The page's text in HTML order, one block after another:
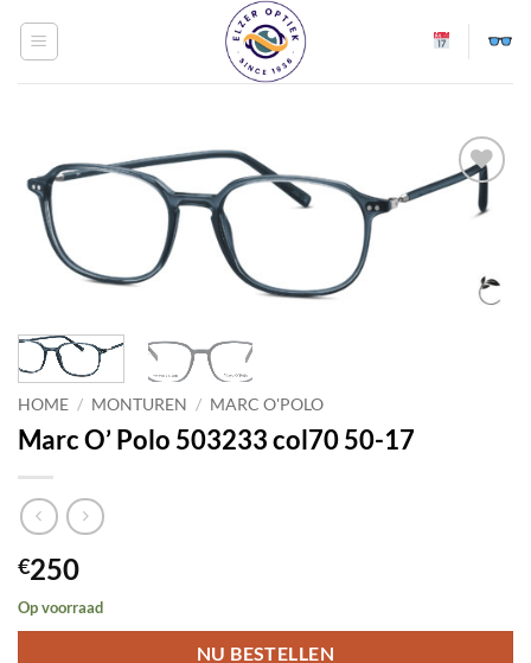
naar
Toevoegen
HOME / MONTUREN / MARC O'POLO
Marc O’ Polo 503233 col70 50-17
€250
Op voorraad
NU BESTELLEN